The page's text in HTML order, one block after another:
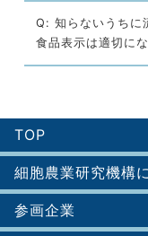
Q: 知らないうちに
食品表示は適切に
TOP
細胞農業研究機構
参画企業